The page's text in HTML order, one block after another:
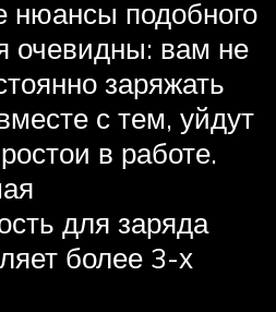
нюансы подобного
очевидны: вам не
заряжать
с тем, уйдут
в работе.
для заряда
более 3-х